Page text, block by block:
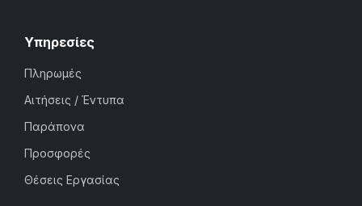
Υπηρεσίες
Πληρωμές
Αιτήσεις / Έντυπα
Παράπονα
Προσφορές
Θέσεις Εργασίας